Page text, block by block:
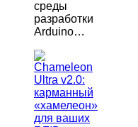
среды
разработки
Arduino…